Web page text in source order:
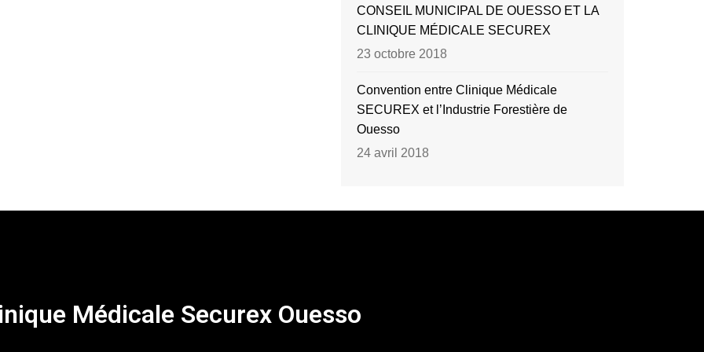
CONSEIL MUNICIPAL DE OUESSO ET LA
CLINIQUE MÉDICALE SECUREX
23 octobre 2018
Convention entre Clinique Médicale
SECUREX et l’Industrie Forestière de
Ouesso
24 avril 2018
Médicale Securex Ouesso